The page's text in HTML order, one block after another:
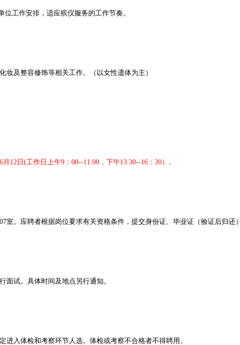
工作安排，适应殡仪服务的工作节奏。
及整容修饰等相关工作。（以女性遗体为主）
月12日(工作日上午9：00--11:00，下午13:30--16：30）。
。应聘者根据岗位要求有关资格条件，提交身份证、毕业证（验证后归还
试。具体时间及地点另行通知。
入体检和考察环节人选。体检或考察不合格者不得聘用。